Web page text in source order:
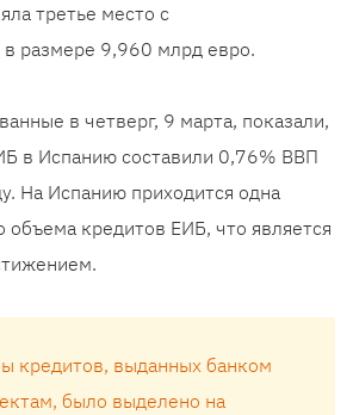
третье место с
размере 9,960 млрд евро.
в четверг, 9 марта, показали,
в Испанию составили 0,76% ВВП
На Испанию приходится одна
объема кредитов ЕИБ, что является
кредитов, выданных банком
было выделено на